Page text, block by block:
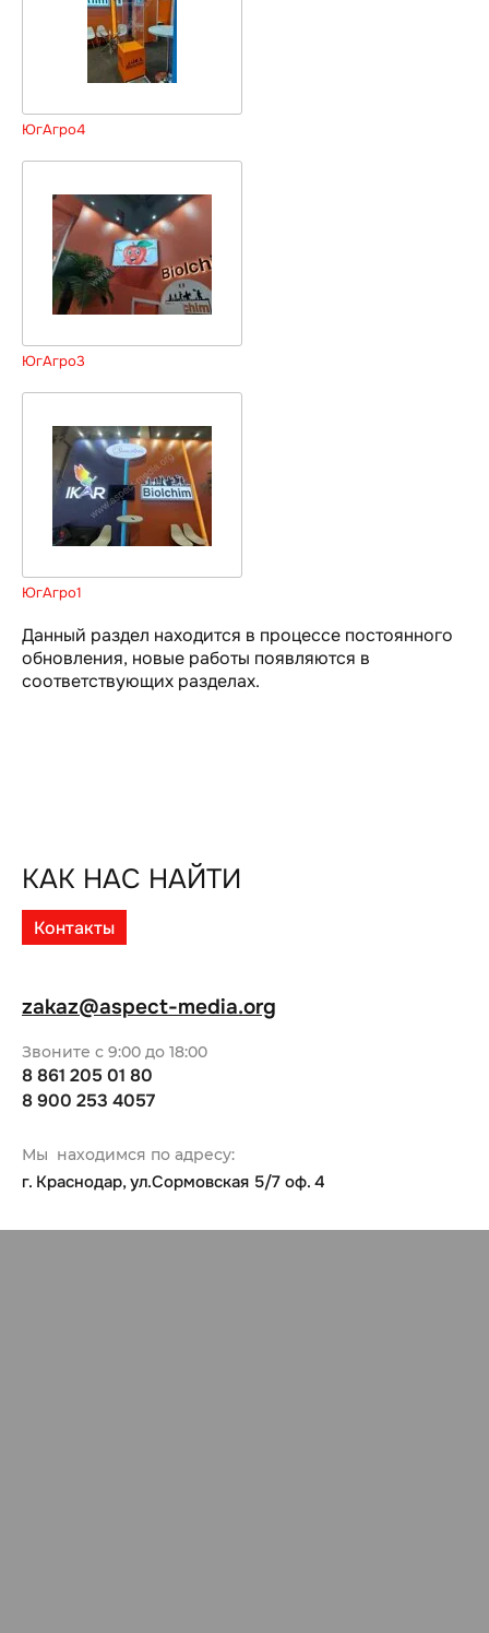
ЮгАгро4
ЮгАгро3
ЮгАгро1
Данный раздел находится в процессе постоянного
обновления, новые работы появляются в
соответствующих разделах.
КАК НАС НАЙТИ
Контакты
Мы находимся по адресу:
г. Краснодар, ул.Сормовская 5/7 оф. 4
Звоните с 9:00 до 18:00
8 861 205 01 80
8 900 253 4057
zakaz@aspect-media.org